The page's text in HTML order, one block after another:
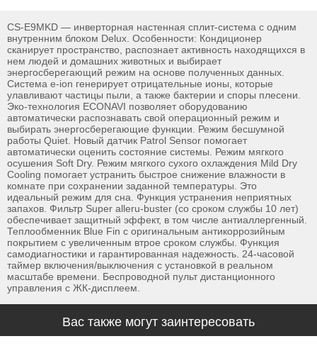
CS-E9MKD — инверторная настенная сплит-система с одним
внутренним блоком Delux. Особенности: Кондиционер
сканирует пространство, распознает активность находящихся в
нем людей и домашних животных и выбирает
энергосберегающий режим на основе полученных данных.
Система e-ion генерирует отрицательные ионы, которые
улавливают частицы пыли, а также бактерии и споры плесени.
Эко-технология ECONAVI позволяет оборудованию
автоматически распознавать свой операционный режим и
выбирать энергосберегающие функции. Режим бесшумной
работы Quiet. Новый датчик Patrol Sensor помогает
автоматически оценить состояние системы. Режим мягкого
осушения Soft Dry. Режим мягкого сухого охлаждения Mild Dry
Cooling помогает устранить быстрое снижение влажности в
комнате при сохранении заданной температуры. Это
идеальный режим для сна. Функция устранения неприятных
запахов. Фильтр Super alleru-buster (со сроком службы 10 лет)
обеспечивает защитный эффект, в том числе антиаллергенный.
Теплообменник Blue Fin с оригинальным антикоррозийным
покрытием с увеличенным втрое сроком службы. Функция
самодиагностики и гарантированная надежность. 24-часовой
таймер включения/выключения с установкой в реальном
масштабе времени. Беспроводной пульт дистанционного
управления с ЖК-дисплеем.
Вас также могут заинтересовать